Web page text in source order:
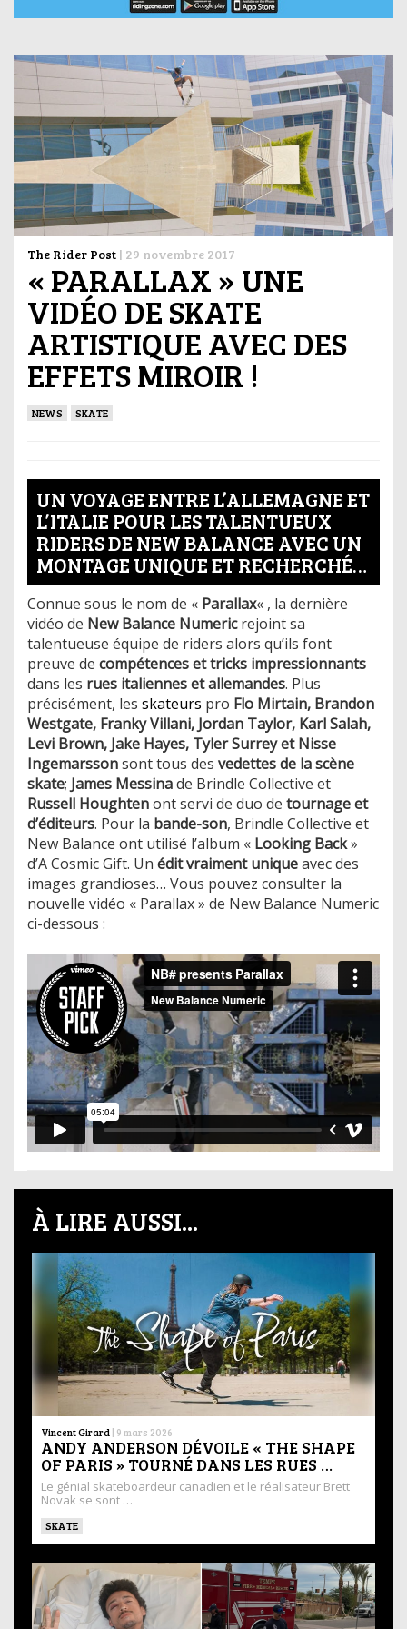
The Rider Post | 29 novembre 2017
« PARALLAX » UNE
VIDÉO DE SKATE
ARTISTIQUE AVEC DES
EFFETS MIROIR !
NEWS SKATE
UN VOYAGE ENTRE L’ALLEMAGNE ET
L’ITALIE POUR LES TALENTUEUX
RIDERS DE NEW BALANCE AVEC UN
MONTAGE UNIQUE ET RECHERCHÉ…
Connue sous le nom de « Parallax« , la dernière
vidéo de New Balance Numericrejoint sa
talentueuse équipe de riders alors qu’ils font
preuve de compétences et tricks impressionnants
dans les rues italiennes et allemandes. Plus
précisément, les skateurs pro Flo Mirtain, Brandon
Westgate, Franky Villani, Jordan Taylor, Karl Salah,
Levi Brown, Jake Hayes, Tyler Surrey et Nisse
Ingemarssonsont tous des vedettes de la scène
skate; James Messinade Brindle Collective et
Russell Houghtenont servi de duo de tournage et
d’éditeurs. Pour la bande-son, Brindle Collective et
New Balance ont utilisé l’album « Looking Back»
d’A Cosmic Gift. Un édit vraiment uniqueavec des
images grandioses… Vous pouvez consulter la
nouvelle vidéo « Parallax » de New Balance Numeric
ci-dessous :
À LIRE AUSSI...
Vincent Girard | 9 mars 2026
ANDY ANDERSON DÉVOILE « THE SHAPE
OF PARIS » TOURNÉ DANS LES RUES …
Le génial skateboardeur canadien et le réalisateur Brett
Novak se sont …
SKATE